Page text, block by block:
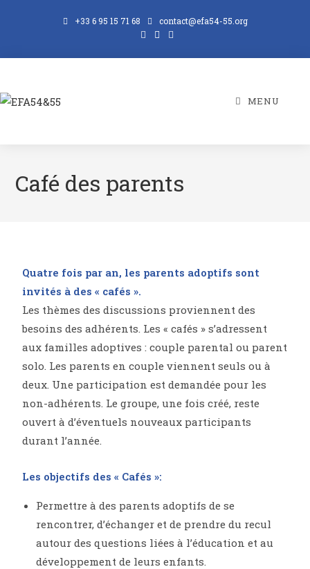
+33 6 95 15 71 68 contact@efa54-55.org
MENU
Café des parents
Quatre fois par an, les parents adoptifs sont
invités à des « cafés ».
Les thèmes des discussions proviennent des
besoins des adhérents. Les « cafés » s’adressent
aux familles adoptives : couple parental ou parent
solo. Les parents en couple viennent seuls ou à
deux. Une participation est demandée pour les
non-adhérents. Le groupe, une fois créé, reste
ouvert à d’éventuels nouveaux participants
durant l’année.
Les objectifs des « Cafés »:
Permettre à des parents adoptifs de se
rencontrer, d’échanger et de prendre du recul
autour des questions liées à l’éducation et au
développement de leurs enfants.